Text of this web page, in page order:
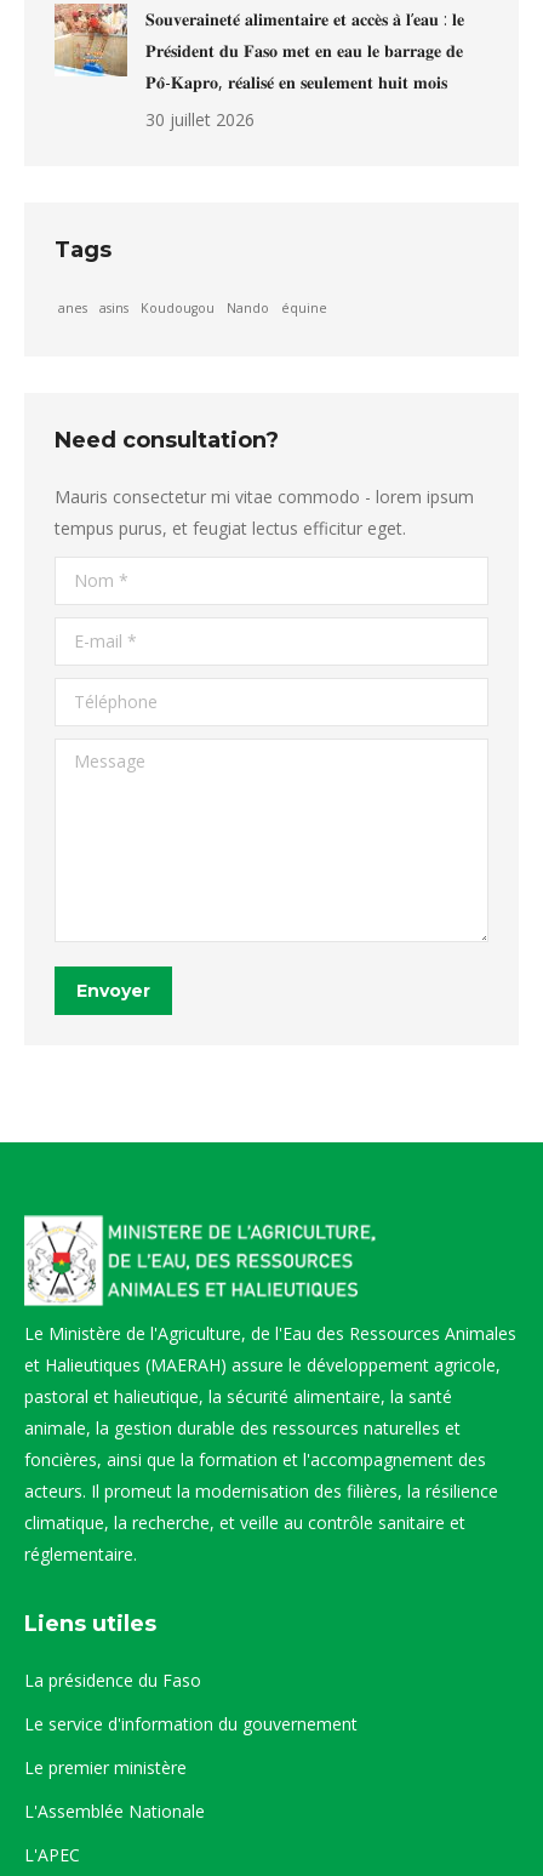
𝐒𝐨𝐮𝐯𝐞𝐫𝐚𝐢𝐧𝐞𝐭𝐞́ 𝐚𝐥𝐢𝐦𝐞𝐧𝐭𝐚𝐢𝐫𝐞 𝐞𝐭 𝐚𝐜𝐜𝐞̀𝐬 𝐚̀ 𝐥’𝐞𝐚𝐮 : 𝐥𝐞
𝐏𝐫𝐞́𝐬𝐢𝐝𝐞𝐧𝐭 𝐝𝐮 𝐅𝐚𝐬𝐨 𝐦𝐞𝐭 𝐞𝐧 𝐞𝐚𝐮 𝐥𝐞 𝐛𝐚𝐫𝐫𝐚𝐠𝐞 𝐝𝐞
𝐏𝐨̂-𝐊𝐚𝐩𝐫𝐨, 𝐫𝐞́𝐚𝐥𝐢𝐬𝐞́ 𝐞𝐧 𝐬𝐞𝐮𝐥𝐞𝐦𝐞𝐧𝐭 𝐡𝐮𝐢𝐭 𝐦𝐨𝐢𝐬
30 juillet 2026
Tags
anes asins Koudougou Nando équine
Need consultation?
Mauris consectetur mi vitae commodo - lorem ipsum
tempus purus, et feugiat lectus efficitur eget.
Nom *
E-mail *
Téléphone
Message
Envoyer
Le Ministère de l'Agriculture, de l'Eau des Ressources Animales
et Halieutiques (MAERAH) assure le développement agricole,
pastoral et halieutique, la sécurité alimentaire, la santé
animale, la gestion durable des ressources naturelles et
foncières, ainsi que la formation et l'accompagnement des
acteurs. Il promeut la modernisation des filières, la résilience
climatique, la recherche, et veille au contrôle sanitaire et
réglementaire.
Liens utiles
La présidence du Faso
Le service d'information du gouvernement
Le premier ministère
L'Assemblée Nationale
L'APEC